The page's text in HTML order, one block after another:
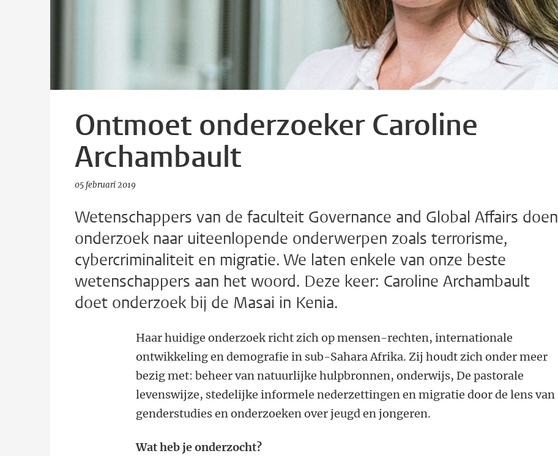
Ontmoet onderzoeker Caroline
Archambault
05 februari 2019
Wetenschappers van de faculteit Governance and Global Affairs doen
onderzoek naar uiteenlopende onderwerpen zoals terrorisme,
cybercriminaliteit en migratie. We laten enkele van onze beste
wetenschappers aan het woord. Deze keer: Caroline Archambault
doet onderzoek bij de Masai in Kenia.
Haar huidige onderzoek richt zich op mensen-rechten, internationale
ontwikkeling en demografie in sub-Sahara Afrika. Zij houdt zich onder meer
bezig met: beheer van natuurlijke hulpbronnen, onderwijs, De pastorale
levenswijze, stedelijke informele nederzettingen en migratie door de lens van
genderstudies en onderzoeken over jeugd en jongeren.
Wat heb je onderzocht?